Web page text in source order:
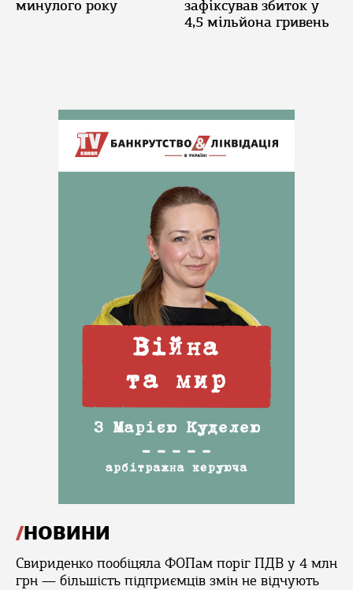
минулого року
зафіксував збиток у
4,5 мільйона гривень
НОВИНИ
Свириденко пообіцяла ФОПам поріг ПДВ у 4 млн
грн — більшість підприємців змін не відчують